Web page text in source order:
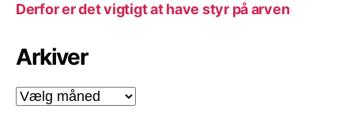
Derfor er det vigtigt at have styr på arven
Arkiver
Arkiver